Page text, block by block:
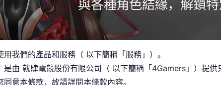
用我們的產品和服務（ 以下簡稱「服務」）。
是由 就肆電競股份有限公司（ 以下簡稱「4Gamers」）提供
同意本條款，故請詳閱本條款內容。